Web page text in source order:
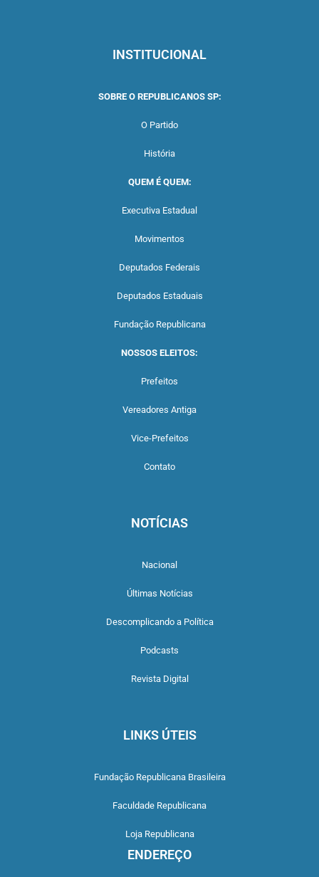
INSTITUCIONAL
SOBRE O REPUBLICANOS SP:
O Partido
História
QUEM É QUEM:
Executiva Estadual
Movimentos
Deputados Federais
Deputados Estaduais
Fundação Republicana
NOSSOS ELEITOS:
Prefeitos
Vereadores Antiga
Vice-Prefeitos
Contato
NOTÍCIAS
Nacional
Últimas Notícias
Descomplicando a Política
Podcasts
Revista Digital
LINKS ÚTEIS
Fundação Republicana Brasileira
Faculdade Republicana
Loja Republicana
ENDEREÇO